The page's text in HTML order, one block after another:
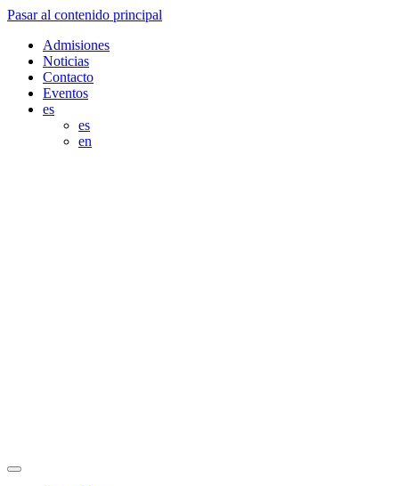
Pasar al contenido principal
Admisiones
Noticias
Contacto
Eventos
es
es
en